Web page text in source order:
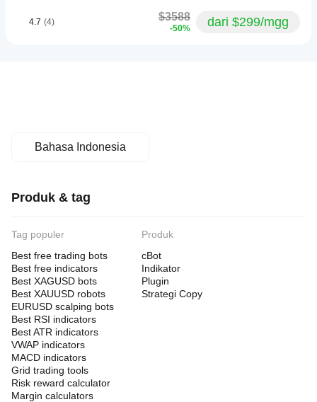
4.7 (4) $3588
-50% dari $299/mgg
Bahasa Indonesia
Produk & tag
Tag populer
Best free trading bots
Best free indicators
Best XAGUSD bots
Best XAUUSD robots
EURUSD scalping bots
Best RSI indicators
Best ATR indicators
VWAP indicators
MACD indicators
Grid trading tools
Risk reward calculator
Margin calculators
Produk
cBot
Indikator
Plugin
Strategi Copy